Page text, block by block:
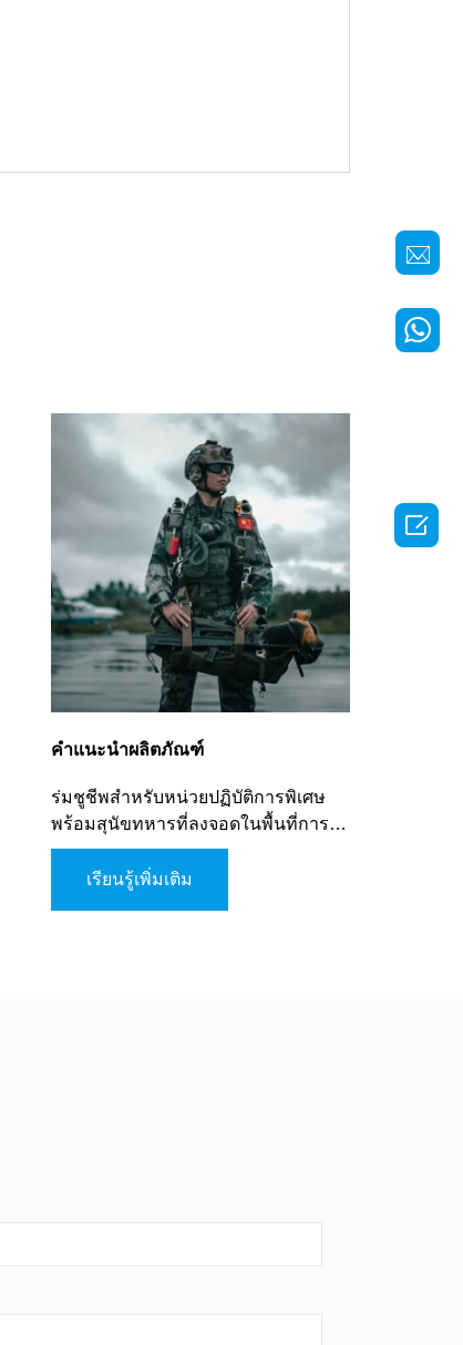
คำแนะนำผลิตภัณฑ์
ร่มชูชีพสำหรับหน่วยปฏิบัติการพิเศษ
พร้อมสุนัขทหารที่ลงจอดในพื้นที่การ
ต่อสู้เพื่อดำเนินภารกิจค้นหา การตรวจ
จับ และการโจมตี
เรียนรู้เพิ่มเติม
